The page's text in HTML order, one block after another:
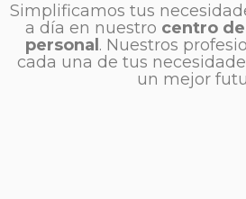
Simplificamos tus
a día en nuestro centro
personal . Nuestros
cada una de tus
un mejor